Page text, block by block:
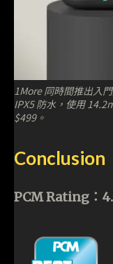
1More 同時間推出入
IPX5 防水，使用
$499。
Conclusion
PCM Rating：